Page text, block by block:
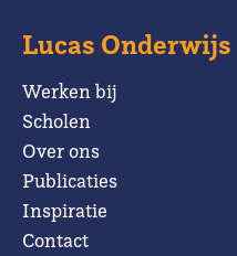
Lucas Onderwijs
Werken bij
Scholen
Over ons
Publicaties
Inspiratie
Contact